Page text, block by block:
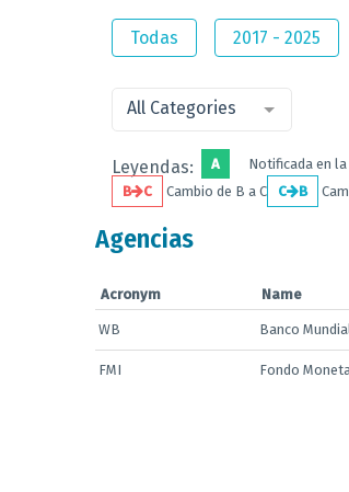
Todas 2017 - 2025
All Categories
Leyendas: A Notificada en
B
C Cambio de B a C C B
Agencias
Acronym Name
WB Banco
FMI Fondo